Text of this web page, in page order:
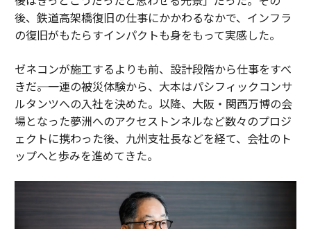
後、鉄道高架橋復旧の仕事にかかわるなかで、インフラ
の復旧がもたらすインパクトも身をもって実感した。
ゼネコンが施工するよりも前、設計段階から仕事をすべ
きだ――。一連の被災体験から、大本はパシフィックコンサ
ルタンツへの入社を決めた。以降、大阪・関西万博の会
場となった夢洲へのアクセストンネルなど数々のプロジ
ェクトに携わった後、九州支社長などを経て、会社のト
ップへと歩みを進めてきた。